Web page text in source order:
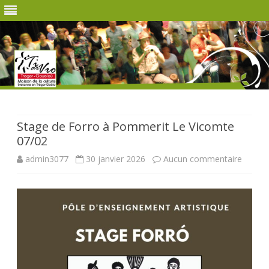
Stage de Forro à Pommerit Le Vicomte
07/02
admin3077 30 janvier 2026 Aucun commentaire